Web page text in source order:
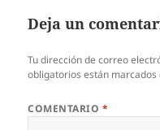
Deja un
Tu dirección de correo
obligatorios están
COMENTARIO *